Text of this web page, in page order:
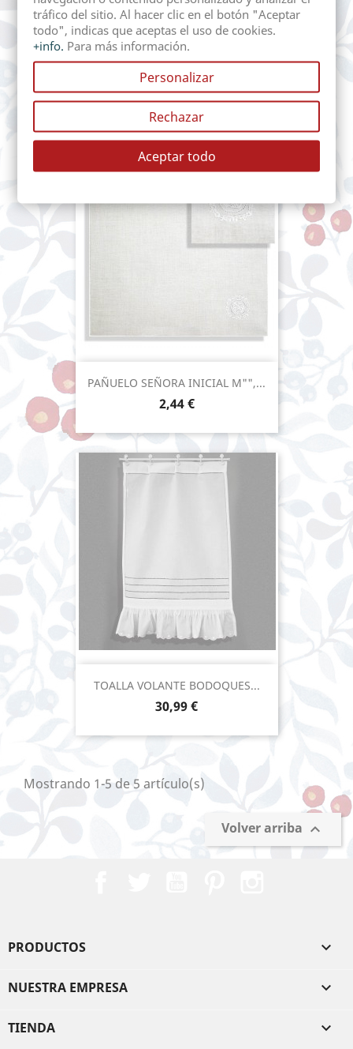
MANTEL HILO VAINICA...
Precio
24,38 €
PAÑUELO SEÑORA INICIAL M"",...
Precio
2,44 €
TOALLA VOLANTE BODOQUES...
Precio
30,99 €
Mostrando 1-5 de 5 artículo(s)
Volver arriba 
PRODUCTOS 
NUESTRA EMPRESA 
TIENDA 
tráfico del sitio. Al hacer clic en el botón "Aceptar
todo", indicas que aceptas el uso de cookies.
+info. Para más información.
Personalizar
Rechazar
Aceptar todo